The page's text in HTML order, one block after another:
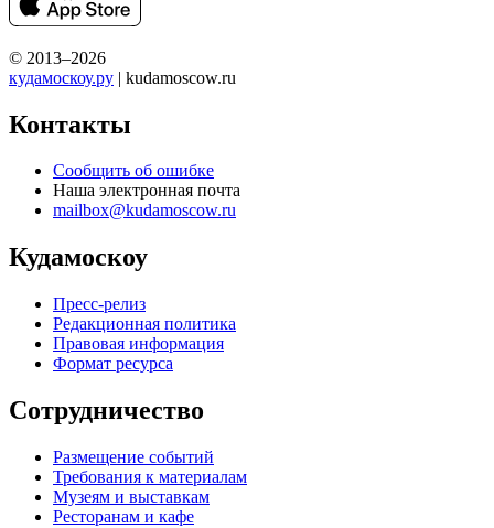
© 2013–2026
кудамоскоу.ру | kudamoscow.ru
Контакты
Сообщить об ошибке
Наша электронная почта
mailbox@kudamoscow.ru
Кудамоскоу
Пресс-релиз
Редакционная политика
Правовая информация
Формат ресурса
Сотрудничество
Размещение событий
Требования к материалам
Музеям и выставкам
Ресторанам и кафе